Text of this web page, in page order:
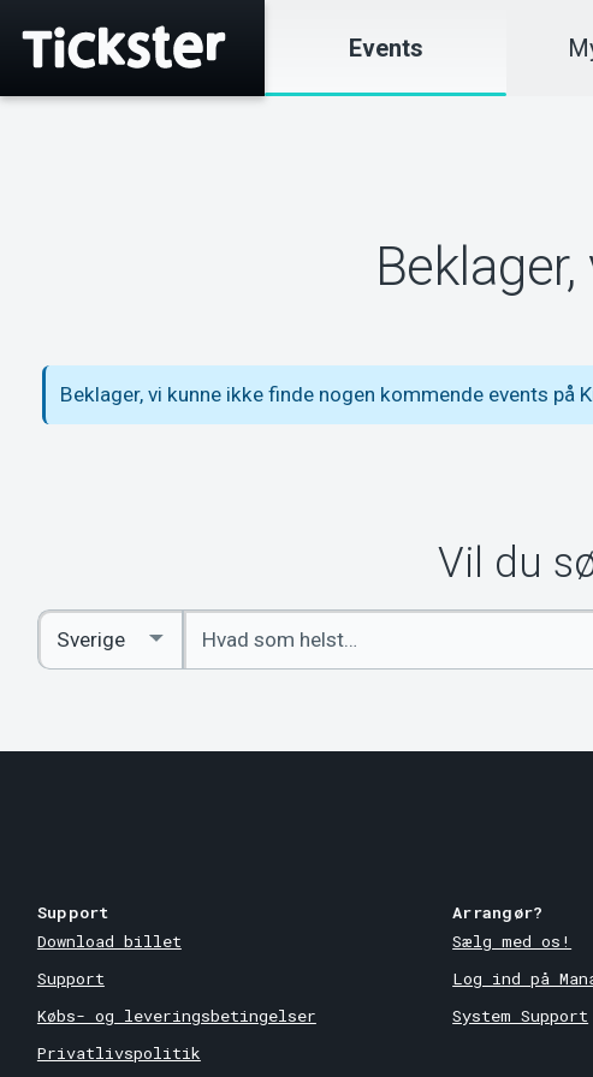
Events
Beklager, vi kunne ikke finde nogen kommende events på
Vil du
Indtast
søgeord
Select
Country
Support
Download billet
Support
Købs- og leveringsbetingelser
Privatlivspolitik
Arrangør?
Sælg med os!
Log ind på
System Support